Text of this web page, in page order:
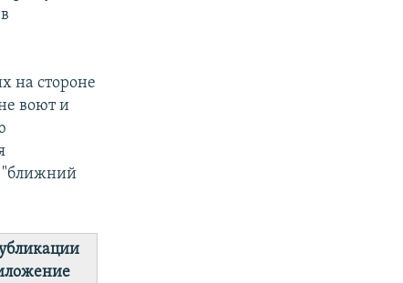
на стороне
воют и
"ближний